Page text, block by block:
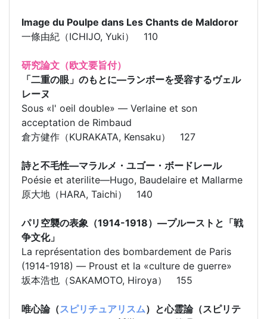
Image du Poulpe dans Les Chants de Maldoror
一條由紀（ICHIJO, Yuki） 110
研究論文（欧文要旨付）
「二重の眼」のもとに―ランボーを受容するヴェル
レーヌ
Sous «l' oeil double» ― Verlaine et son
acceptation de Rimbaud
倉方健作（KURAKATA, Kensaku） 127
詩と不毛性―マラルメ・ユゴー・ボードレール
Poésie et aterilite―Hugo, Baudelaire et Mallarme
原大地（HARA, Taichi） 140
パリ空襲の表象（1914-1918）―プルーストと「戦
争文化」
La représentation des bombardement de Paris
(1914-1918) ― Proust et la «culture de guerre»
坂本浩也（SAKAMOTO, Hiroya） 155
唯心論（スピリチュアリスム）と心霊論（スピリテ